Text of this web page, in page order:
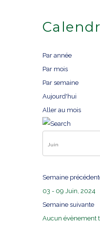
Par année
Par mois
Par semaine
Aujourd'hui
Aller au mois
Semaine
03 - 09 Juin, 2024
Semaine suivante
Aucun évènement